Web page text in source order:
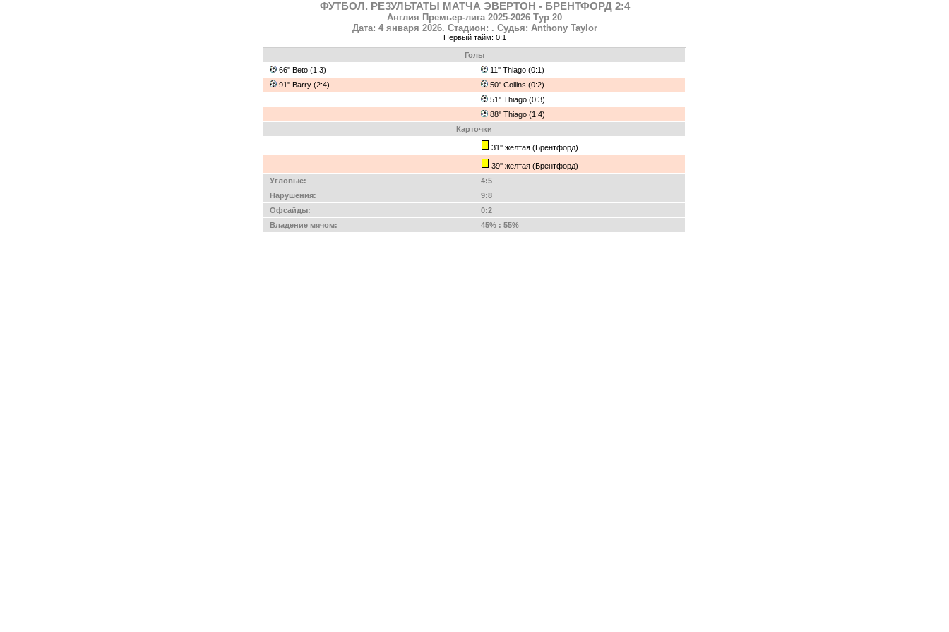
ФУТБОЛ. РЕЗУЛЬТАТЫ МАТЧА ЭВЕРТОН - БРЕНТФОРД 2:4
Англия Премьер-лига 2025-2026 Тур 20
Дата: 4 января 2026. Стадион: . Судья: Anthony Taylor
Первый тайм: 0:1
Голы
66'' Beto (1:3)
11'' Thiago (0:1)
91'' Barry (2:4)
50'' Collins (0:2)
51'' Thiago (0:3)
88'' Thiago (1:4)
Карточки
31'' желтая (Брентфорд)
39'' желтая (Брентфорд)
Угловые:
4:5
Нарушения:
9:8
Офсайды:
0:2
Владение мячом:
45% : 55%